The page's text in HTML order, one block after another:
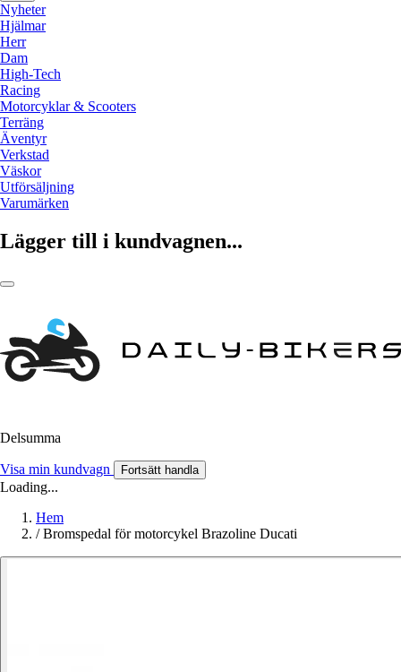
Nyheter
Hjälmar
Herr
Dam
High-Tech
Racing
Motorcyklar & Scooters
Terräng
Äventyr
Verkstad
Väskor
Utförsäljning
Varumärken
Lägger till i kundvagnen...
Delsumma
Visa min kundvagn Fortsätt handla
Loading...
Hem
/ Bromspedal för motorcykel Brazoline Ducati